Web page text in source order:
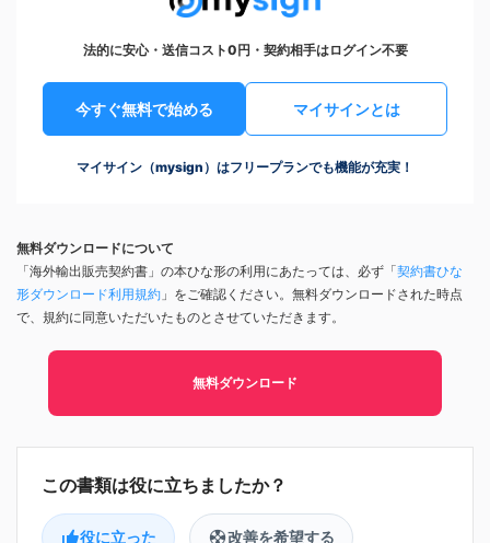
法的に安心・送信コスト0円・契約相手はログイン不要
今すぐ無料で始める マイサインとは
マイサイン（mysign）はフリープランでも機能が充実！
無料ダウンロードについて
「海外輸出販売契約書」の本ひな形の利用にあたっては、必ず「契約書ひな
形ダウンロード利用規約 」をご確認ください。無料ダウンロードされた時点
で、規約に同意いただいたものとさせていただきます。
無料ダウンロード
役に立った 改善を希望する